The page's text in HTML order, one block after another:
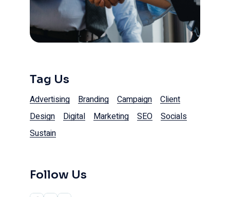
Tag Us
Advertising Branding Campaign
Client
Design
Digital Marketing SEO
Socials
Sustain
Follow Us